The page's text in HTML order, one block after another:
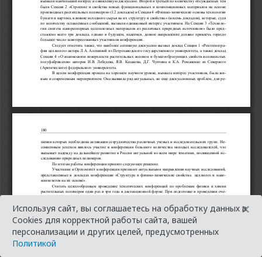
Используя сайт, вы соглашаетесь на обработку данных в
Cookies для корректной работы сайта, вашей
персонализации и других целей, предусмотренных
Политикой
×